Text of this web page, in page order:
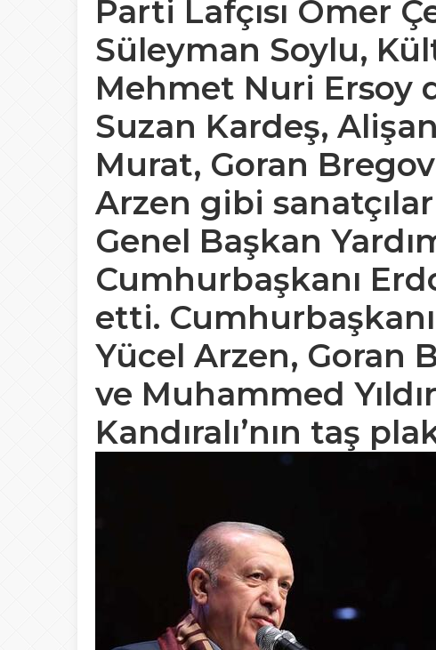
Parti Lafçısı Ömer
Süleyman Soylu,
Mehmet Nuri Ersoy
Suzan Kardeş,
Murat, Goran
Arzen gibi
Genel Başkan
Cumhurbaşkanı
etti.
Yücel Arzen, Goran
ve Muhammed
Kandıralı’nın taş